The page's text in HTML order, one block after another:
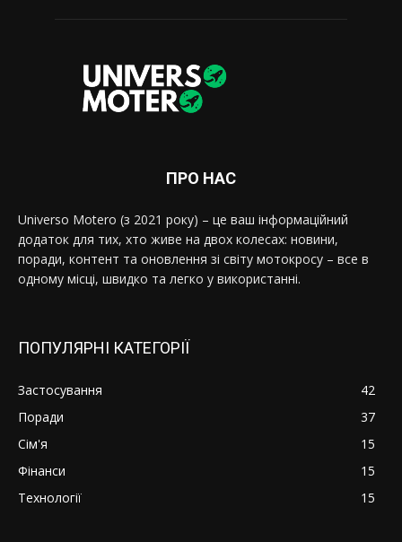
ПРО НАС
Universo Motero (з 2021 року) – це ваш інформаційний
додаток для тих, хто живе на двох колесах: новини,
поради, контент та оновлення зі світу мотокросу – все в
одному місці, швидко та легко у використанні.
ПОПУЛЯРНІ КАТЕГОРІЇ
Застосування
42
Поради
37
Сім'я
15
Фінанси
15
Технології
15